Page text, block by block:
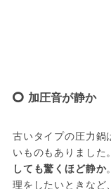
加圧音が静か
古いタイプの圧力鍋
いものもありました
しても驚くほど静か
理をしたいときなど